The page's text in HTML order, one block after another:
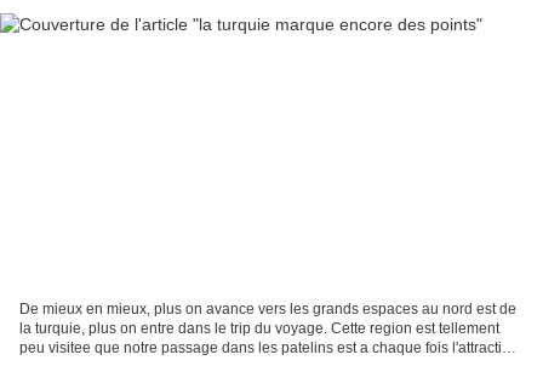
De mieux en mieux, plus on avance vers les grands espaces au nord est de
la turquie, plus on entre dans le trip du voyage. Cette region est tellement
peu visitee que notre passage dans les patelins est a chaque fois l'attraction